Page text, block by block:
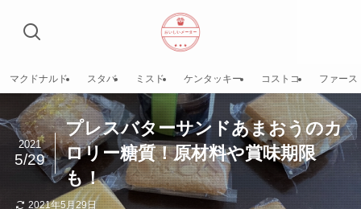
マクドナルド スタバ ミスド ケンタッキー コストコ ファース
プレスバターサンドあまおうのカ
ロリー糖質！原材料や賞味期限
も！
2021
5/29
2021年5月29日